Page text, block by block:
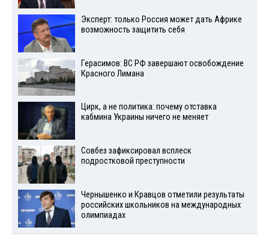
Эксперт: только Россия может дать Африке
возможность защитить себя
Герасимов: ВС РФ завершают освобождение
Красного Лимана
Цирк, а не политика: почему отставка
кабмина Украины ничего не меняет
Совбез зафиксировал всплеск
подростковой преступности
Чернышенко и Кравцов отметили результаты
российских школьников на международных
олимпиадах